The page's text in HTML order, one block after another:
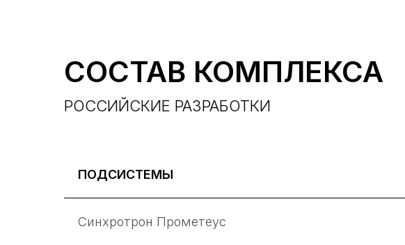
СОСТАВ КОМПЛЕКСА
РОССИЙСКИЕ РАЗРАБОТКИ
ПОДСИСТЕМЫ
Синхротрон Прометеус